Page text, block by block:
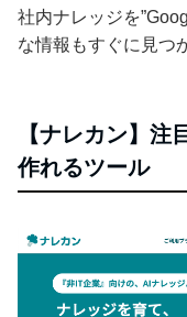
社内ナレッジを
な情報もすぐに見つ
【ナレカン】注
作れるツール